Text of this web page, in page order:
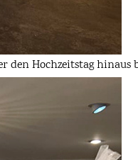
Hochzeitstag hinaus